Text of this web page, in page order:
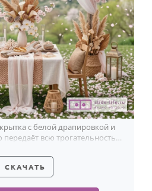
с белой драпировкой и
всю трогательность
СКАЧАТЬ